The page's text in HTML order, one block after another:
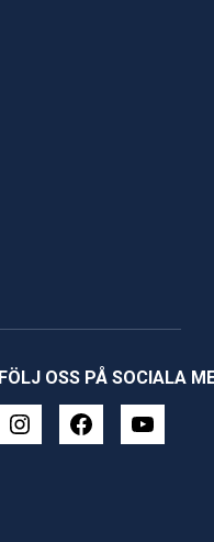
FÖLJ OSS PÅ SOCIALA